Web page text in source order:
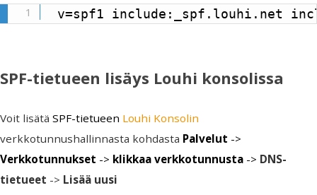
v=spf1 include:_spf.louhi.net
SPF-tietueen lisäys Louhi konsolissa
Voit lisätä SPF-tietueen Louhi Konsolin
verkkotunnushallinnasta kohdasta Palvelut ->
Verkkotunnukset -> klikkaa verkkotunnusta -> DNS-
tietueet -> Lisää uusi